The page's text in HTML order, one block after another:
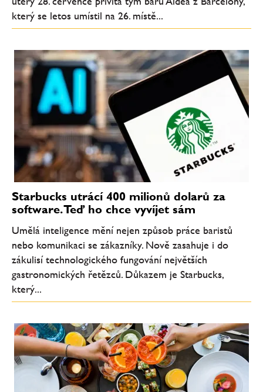
který se letos umístil na 26. místě...
Starbucks utrácí 400 milionů dolarů za
software. Teď ho chce vyvíjet sám
Umělá inteligence mění nejen způsob práce baristů
nebo komunikaci se zákazníky. Nově zasahuje i do
zákulisí technologického fungování největších
gastronomických řetězců. Důkazem je Starbucks,
který...